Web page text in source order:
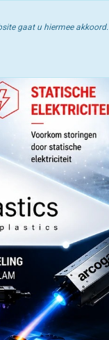
gaat u hiermee akkoord.